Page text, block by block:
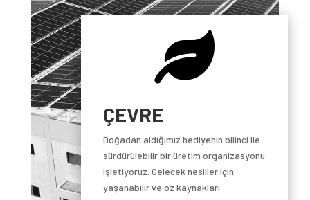

ÇEVRE
Doğadan aldığımız hediyenin bilinci ile
sürdürülebilir bir üretim organizasyonu
işletiyoruz. Gelecek nesiller için
yaşanabilir ve öz kaynakları